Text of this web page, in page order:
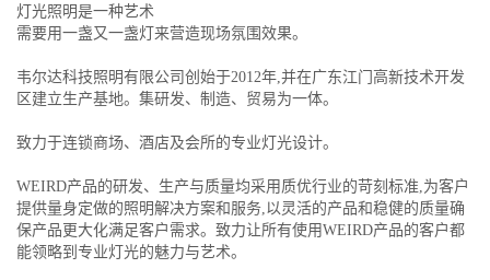
灯光照明是一种艺术
需要用一盏又一盏灯来营造现场氛围效果。
韦尔达科技照明有限公司创始于2012年,并在广东江门高新技术开发
区建立生产基地。集研发、制造、贸易为一体。
致力于连锁商场、酒店及会所的专业灯光设计。
WEIRD产品的研发、生产与质量均采用质优行业的苛刻标准,为客户
提供量身定做的照明解决方案和服务,以灵活的产品和稳健的质量确
保产品更大化满足客户需求。致力让所有使用WEIRD产品的客户都
能领略到专业灯光的魅力与艺术。